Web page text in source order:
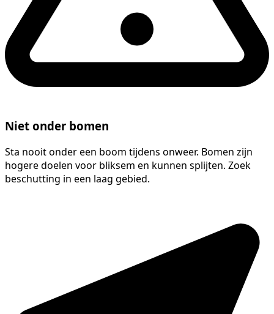
Niet onder bomen
Sta nooit onder een boom tijdens onweer. Bomen zijn
hogere doelen voor bliksem en kunnen splijten. Zoek
beschutting in een laag gebied.